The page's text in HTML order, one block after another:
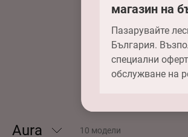
магазин на
Пазарувайте
България.
специални
обслужване на
Aura 10 модели